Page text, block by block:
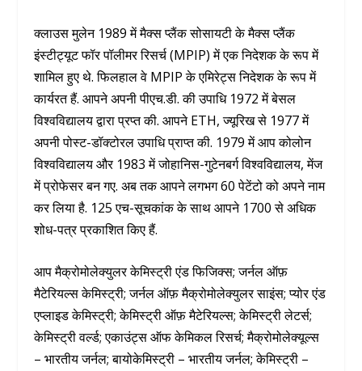
क्लाउस मुलेन 1989 में मैक्स प्लैंक सोसायटी के मैक्स प्लैंक
इंस्टीट्यूट फॉर पॉलीमर रिसर्च (MPIP) में एक निदेशक के रूप में
शामिल हुए थे. फिलहाल वे MPIP के एमिरेट्स निदेशक के रूप में
कार्यरत हैं. आपने अपनी पीएच.डी. की उपाधि 1972 में बेसल
विश्वविद्यालय द्वारा प्रप्त की. आपने ETH, ज्यूरिख से 1977 में
अपनी पोस्ट-डॉक्टोरल उपाधि प्राप्त की. 1979 में आप कोलोन
विश्वविद्यालय और 1983 में जोहानिस-गुटेनबर्ग विश्वविद्यालय, मेंज
में प्रोफेसर बन गए. अब तक आपने लगभग 60 पेटेंटो को अपने नाम
कर लिया है. 125 एच-सूचकांक के साथ आपने 1700 से अधिक
शोध-पत्र प्रकाशित किए हैं.
आप मैक्रोमोलेक्युलर केमिस्ट्री एंड फिजिक्स; जर्नल ऑफ़
मैटेरियल्स केमिस्ट्री; जर्नल ऑफ़ मैक्रोमोलेक्युलर साइंस; प्योर एंड
एप्लाइड केमिस्ट्री; केमिस्ट्री ऑफ़ मैटेरियल्स; केमिस्ट्री लेटर्स;
केमिस्ट्री वर्ल्ड; एकाउंट्स ऑफ केमिकल रिसर्च; मैक्रोमोलेक्यूल्स
– भारतीय जर्नल; बायोकेमिस्ट्री – भारतीय जर्नल; केमिस्ट्री –